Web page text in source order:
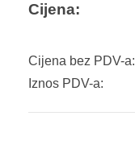
Cijena:
Cijena bez PDV-a:
Iznos PDV-a: